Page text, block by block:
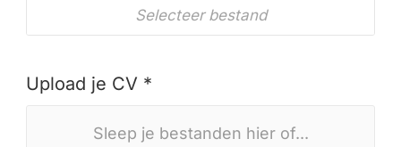
Selecteer bestand
Upload je CV *
Sleep je bestanden hier of...